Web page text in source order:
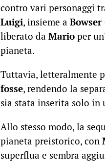
contro vari personaggi
Luigi, insieme a Bowser
liberato da Mario per
pianeta.
Tuttavia, letteralmente
fosse, rendendo la
sia stata inserita solo in
Allo stesso modo, la
pianeta preistorico, con
superflua e sembra